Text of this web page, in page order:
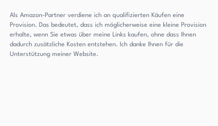
Als Amazon-Partner verdiene ich an qualifizierten Käufen eine
Provision. Das bedeutet, dass ich möglicherweise eine kleine Provision
erhalte, wenn Sie etwas über meine Links kaufen, ohne dass Ihnen
dadurch zusätzliche Kosten entstehen. Ich danke Ihnen für die
Unterstützung meiner Website.